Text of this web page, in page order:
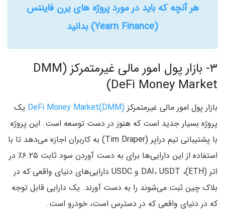
هر آنچه که باید در مورد پروژه های یرن فایننس
(Yearn Finance) بدانید
۳- بازار پول امور مالی غیرمتمرکز DMM)
DeFi Money Market)
بازار پول امور مالی غیرمتمرکز (DeFi Money Market(DMM
یک
پروژه بسیار جدید است که هنوز در دست توسعه است. این پروژه
با پشتیبانی تیم دراپر (Tim Draper) به کاربران اجازه می‌دهد تا با
استفاده از این دارایی‌ها برای به دست آوردن سود ثابت ۶.۲۵٪ در
اتر (ETH)، DAI، USDT و USDC دارایی‌های دنیای واقعی که در
بلاک چین ثبت می‌شوند را به دست آورند. یک دارایی قابل توجه
که در دنیای واقعی که در دسترس است، خودرو است.